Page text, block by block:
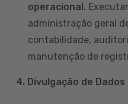
operacional.
administração geral
contabilidade,
manutenção de
4. Divulgação de Dados